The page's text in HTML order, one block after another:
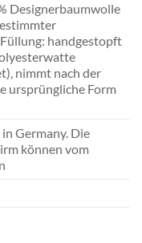
Designerbaumwolle
handgestopft
nimmt nach der
ursprüngliche Form
Germany. Die
können vom